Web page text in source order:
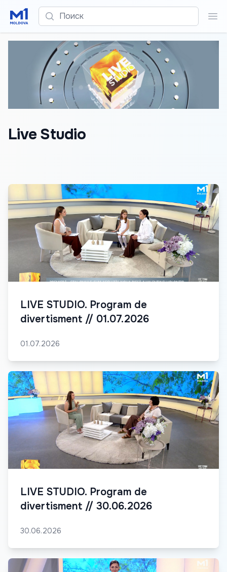
Поиск
Live Studio
LIVE STUDIO. Program de
divertisment // 01.07.2026
01.07.2026
LIVE STUDIO. Program de
divertisment // 30.06.2026
30.06.2026